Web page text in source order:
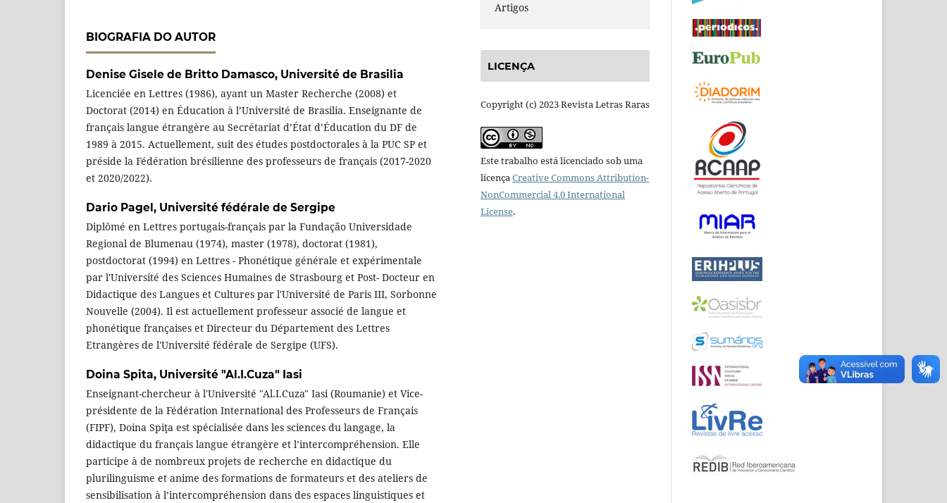
BIOGRAFIA DO AUTOR
Denise Gisele de Britto Damasco, Université de Brasilia
Licenciée en Lettres (1986), ayant un Master Recherche (2008) et
Doctorat (2014) en Éducation à l’Université de Brasilia. Enseignante de
français langue étrangère au Secrétariat d’État d’Éducation du DF de
1989 à 2015. Actuellement, suit des études postdoctorales à la PUC SP et
préside la Fédération brésilienne des professeurs de français (2017-2020
et 2020/2022).
Dario Pagel, Université fédérale de Sergipe
Diplômé en Lettres portugais-français par la Fundação Universidade
Regional de Blumenau (1974), master (1978), doctorat (1981),
postdoctorat (1994) en Lettres - Phonétique générale et expérimentale
par l'Université des Sciences Humaines de Strasbourg et Post- Docteur en
Didactique des Langues et Cultures par l'Université de Paris III, Sorbonne
Nouvelle (2004). Il est actuellement professeur associé de langue et
phonétique françaises et Directeur du Département des Lettres
Etrangères de l'Université fédérale de Sergipe (UFS).
Doina Spita, Université "Al.I.Cuza" Iasi
Enseignant-chercheur à l'Université "Al.I.Cuza" Iasi (Roumanie) et Vice-
présidente de la Fédération International des Professeurs de Français
(FIPF), Doina Spiţa est spécialisée dans les sciences du langage, la
didactique du français langue étrangère et l’intercompréhension. Elle
participe à de nombreux projets de recherche en didactique du
plurilinguisme et anime des formations de formateurs et des ateliers de
sensibilisation à l’intercompréhension dans des espaces linguistiques et
Artigos
LICENÇA
Copyright (c) 2023 Revista Letras Raras
Este trabalho está licenciado sob uma
licençaCreative Commons Attribution-
NonCommercial 4.0 International
License.